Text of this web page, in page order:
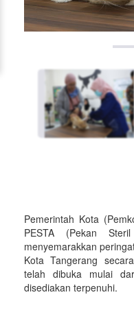
Pemerintah Kota
PESTA (Pekan
menyemarakkan
Kota Tangerang
telah dibuka mulai
disediakan terpenuhi.